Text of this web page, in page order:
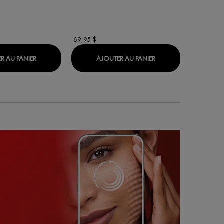
16 CRÈME DE JOUR
AU PANIER SÉRUM LIFTACTIV VITAMINE C 16 %
69,95 $
AJOUTER AU PANIER LIFTACTIV